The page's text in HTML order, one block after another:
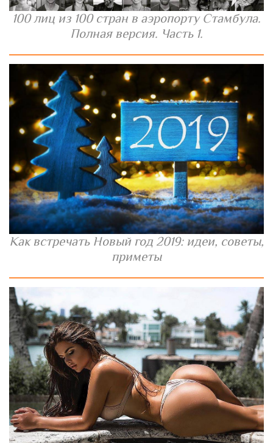
100 лиц из 100 стран в аэропорту Стамбула.
Полная версия. Часть 1.
Как встречать Новый год 2019: идеи, советы,
приметы